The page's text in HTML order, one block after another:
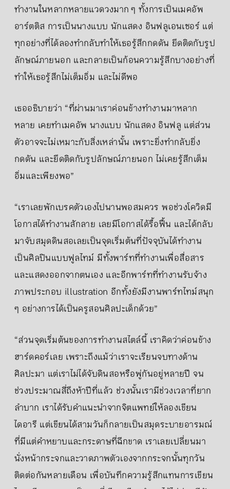
ทำงานในหลากหลายแวดวงมาก ๆ ทั้งการเป็นเมคอัพ
อาร์ตติส การเป็นนางแบบ นักแสดง อินฟลูเอนเซอร์ แต่
ทุกอย่างที่ได้ลองทำกลับทำให้เธอรู้สึกกดดัน ยึดติดกับรูป
ลักษณ์ภายนอก และกลายเป็นก้อนความรู้สึกบางอย่างที่
ทำให้เธอรู้สึกไม่เต็มอิ่ม และไม่ดีพอ
เธออธิบายว่า “ที่ผ่านมาเราค่อนข้างทำงานมาหลาก
หลาย เคยทำเมคอัพ นางแบบ นักแสดง อินฟลู แต่ส่วน
ตัวอาจจะไม่เหมาะกับสิ่งเหล่านั้น เพราะยิ่งทำกลับยิ่ง
กดดัน และยึดติดกับรูปลักษณ์ภายนอก ไม่เคยรู้สึกเต็ม
อิ่มและเพียงพอ”
“เราเลยพักเบรคตัวเองไปนานพอสมควร พอช่วงโควิดมี
โอกาสได้ทำงานสักลาย เลยมีโอกาสได้รื้อฟื้น และได้กลับ
มาจับสมุดดินสอเลยเป็นจุดเริ่มต้นที่ปัจจุบันได้ทำงาน
เป็นศิลปินแบบฟูลไทม์ มีทั้งพาร์ทที่ทำงานเพื่อสื่อสาร
และแสดงออกจากตนเอง และอีกพาร์ทที่ทำงานรับจ้าง
ภาพประกอบ illustration อีกทั้งยังมีงานพาร์ทไทม์สนุก
ๆ อย่างการได้เป็นครูสอนศิลปะเด็กด้วย”
“ส่วนจุดเริ่มต้นของการทำงานสไตล์นี้ เราคิดว่าค่อนข้าง
ฮาร์ดคอร์เลย เพราะถึงแม้ว่าเราจะเรียนจบทางด้าน
ศิลปะมา แต่เราไม่ได้จับดินสอหรือพู่กันอยู่หลายปี จน
ช่วงประมาณสี่ถึงห้าปีที่แล้ว ช่วงนั้นเรามีช่วงเวลาที่ยาก
ลำบาก เราได้รับคำแนะนำจากจิตแพทย์ให้ลองเขียน
ไดอารี แต่เขียนได้สามวันก็กลายเป็นสมุดระบายอารมณ์
ที่มีแต่คำหยาบและกระดาษที่ฉีกขาด เราเลยเปลี่ยนมา
นั่งหน้ากระจกและวาดภาพตัวเองจากกระจกนั้นทุกวัน
ติดต่อกันหลายเดือน เพื่อบันทึกความรู้สึกแทนการเขียน